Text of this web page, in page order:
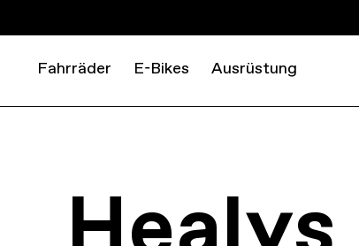
Fahrräder E-Bikes Ausrüstung